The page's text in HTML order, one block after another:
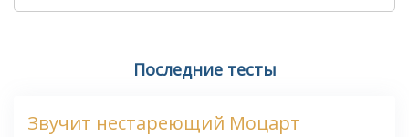
Последние тесты
Звучит нестареющий Моцарт